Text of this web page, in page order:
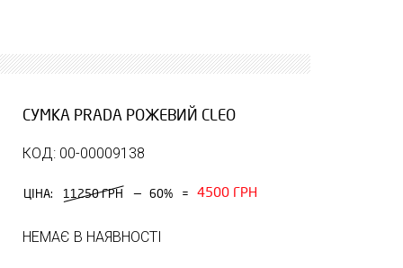
СУМКА PRADA РОЖЕВИЙ CLEO
КОД: 00-00009138
ЦІНА: 11250 ГРН — 60% = 4500 ГРН
НЕМАЄ В НАЯВНОСТІ